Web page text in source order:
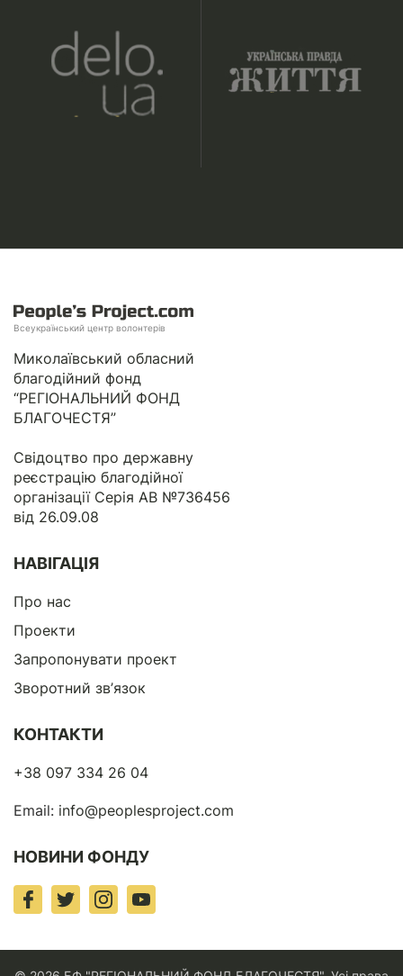
Всеукраїнський центр волонтерів
Миколаївський обласний
благодійний фонд
“РЕГІОНАЛЬНИЙ ФОНД
БЛАГОЧЕСТЯ”
Свідоцтво про державну
реєстрацію благодійної
організації Серія АВ №736456
від 26.09.08
НАВІГАЦІЯ
Про нас
Проекти
Запропонувати проект
Зворотний зв’язок
КОНТАКТИ
+38 097 334 26 04
Email: info@peoplesproject.com
НОВИНИ ФОНДУ